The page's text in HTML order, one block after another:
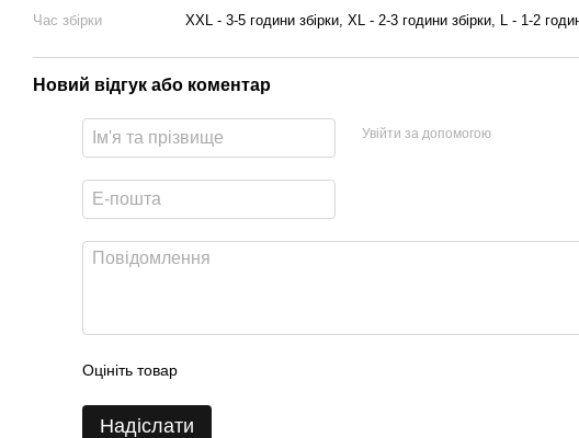
Час збірки
XXL - 3-5 години збірки, XL - 2-3 години збірки, L - 1-2
Новий відгук або коментар
Увійти за допомогою
Оцініть товар
Надіслати